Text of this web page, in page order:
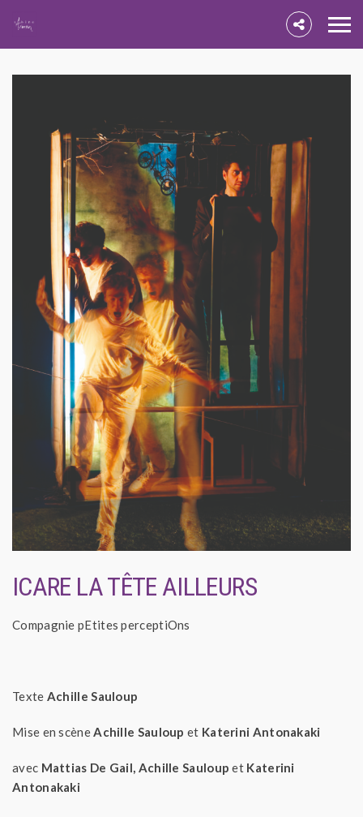
ICARE LA TÊTE AILLEURS
Compagnie pEtites perceptiOns
Texte Achille Sauloup
Mise en scène Achille Sauloup et Katerini Antonakaki
avec Mattias De Gail, Achille Sauloup et Katerini
Antonakaki